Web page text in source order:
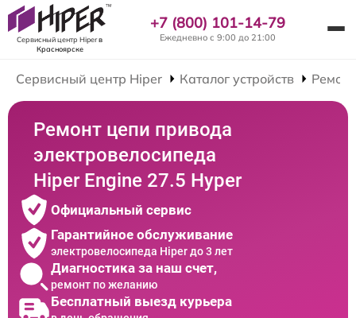
Сервисный центр Hiperв
Красноярске
+7 (800) 101-14-79
Ежедневно с 9:00 до 21:00
Сервисный центр Hiper Каталог устройств
Ремонт цепи привода
электровелосипеда
Hiper Engine 27.5 Нyper
Официальный сервис
Гарантийное обслуживание
электровелосипеда Hiper до 3 лет
Диагностика за наш счет,
ремонт по желанию
Бесплатный выезд курьера